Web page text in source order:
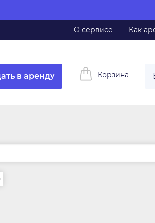
О сервисе Как
в аренду Корзина